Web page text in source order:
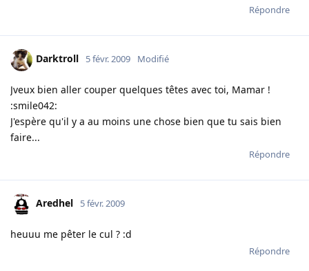
Répondre
Darktroll 5 févr. 2009 Modifié
Jveux bien aller couper quelques têtes avec toi, Mamar !
:smile042:
J'espère qu'il y a au moins une chose bien que tu sais bien
faire...
Répondre
Aredhel 5 févr. 2009
heuuu me pêter le cul ? :d
Répondre